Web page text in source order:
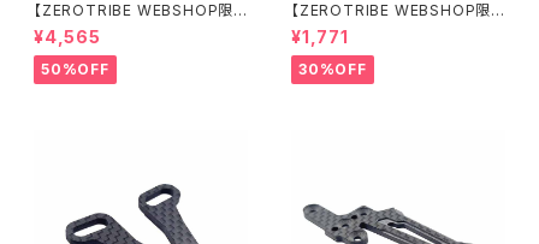
【ZEROTRIBE WEBSHOP限
定価格】BDRX-190P10R P1
0R クリアーボディ 1/10 ラリー
190mm ライトウェイト
¥4,565
50%OFF
【ZEROTRIBE WEBSHOP限
定価格】RCM-X4-CSAR カ
ーボンリアステアリングアームセ
ット XRAY X4用
¥1,771
30%OFF